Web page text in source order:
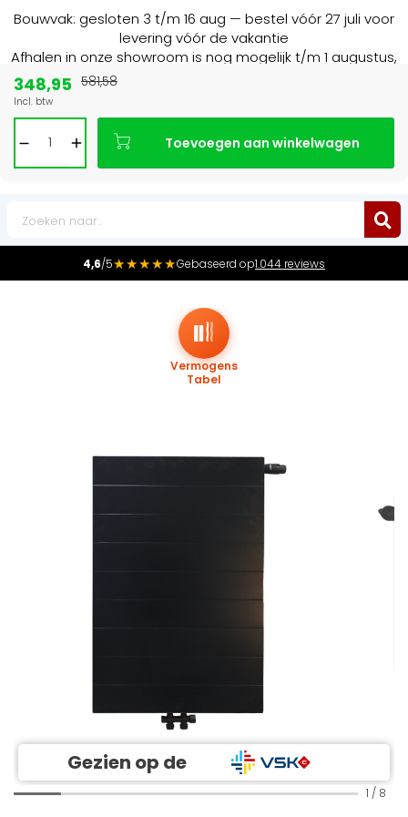
Bouwvak: gesloten 3 t/m 16 aug — bestel vóór 27 juli voor
levering vóór de vakantie
Afhalen in onze showroom is nog mogelijk t/m 1 augustus,
4,6/5★★★★★Gebaseerd op1.044 reviews
Gezien op de
Vermogens
Tabel
1 / 8
348,95
Incl. btw
581,58
Toevoegen aan winkelwagen